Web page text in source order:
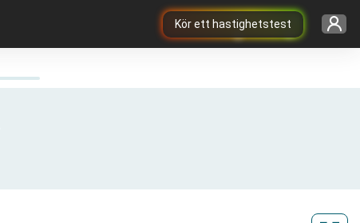
Kör ett hastighetstest